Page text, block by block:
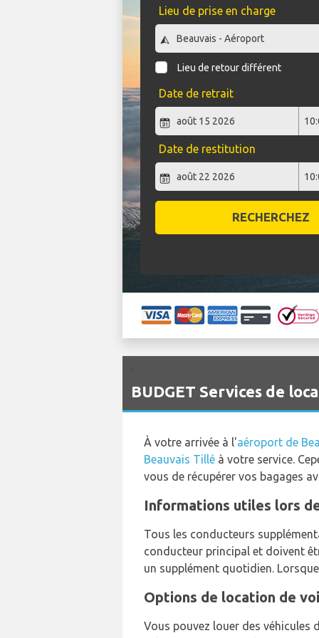
Lieu de prise en charge
Lieu de retour différent
Date de retrait
Date de restitution
RECHERCHEZ
BUDGET Services de
À votre arrivée à l'aéroport de
Beauvais Tillé à votre service.
vous de récupérer vos bagages
Informations utiles lors
Tous les conducteurs
conducteur principal et doivent
un supplément quotidien.
Options de location de
Vous pouvez louer des véhicules